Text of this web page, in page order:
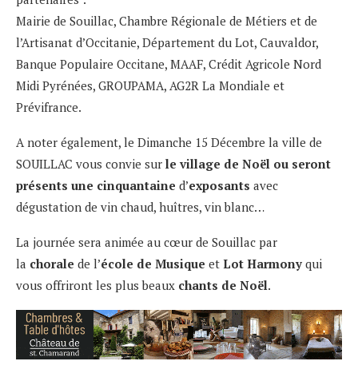
Mairie de Souillac, Chambre Régionale de Métiers et de
l’Artisanat d’Occitanie, Département du Lot, Cauvaldor,
Banque Populaire Occitane, MAAF, Crédit Agricole Nord
Midi Pyrénées, GROUPAMA, AG2R La Mondiale et
Prévifrance.
A noter également, le Dimanche 15 Décembre la ville de
SOUILLAC vous convie sur le village de Noël ou seront
présents une cinquantaine d’exposants avec
dégustation de vin chaud, huîtres, vin blanc…
La journée sera animée au cœur de Souillac par
la chorale de l’école de Musique et Lot Harmony qui
vous offriront les plus beaux chants de Noël.